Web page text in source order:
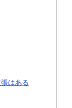
はある